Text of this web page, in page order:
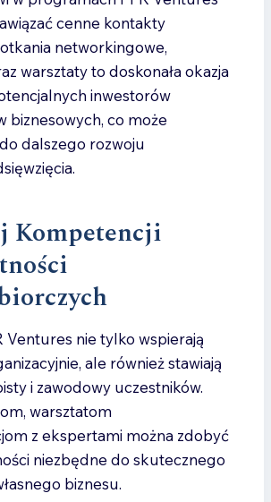
cenne kontakty
networkingowe,
warsztaty to doskonała okazja
inwestorów
biznesowych, co może
dalszego rozwoju
Kompetencji
Ventures nie tylko wspierają
ale również stawiają
i zawodowy uczestników.
warsztatom
z ekspertami można zdobyć
niezbędne do skutecznego
biznesu.